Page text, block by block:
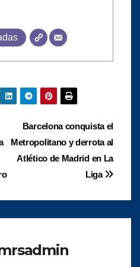
Barcelona conquista el
Metropolitano y derrota al
Atlético de Madrid en La
Liga